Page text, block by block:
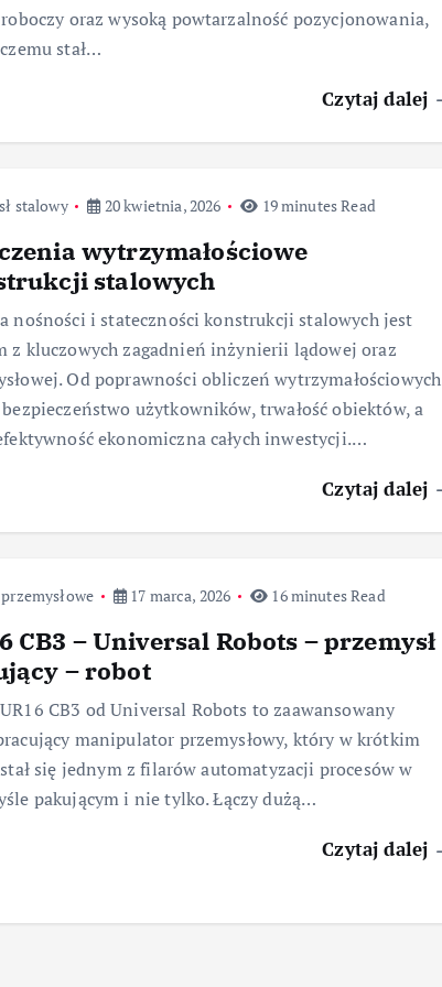
oraz wysoką powtarzalność pozycjonowania,
stał…
Czytaj dalej
stalowy 20 kwietnia, 2026 19 minutes Read
wytrzymałościowe
stalowych
nośności i stateczności konstrukcji stalowych jest
z kluczowych zagadnień inżynierii lądowej oraz
Od poprawności obliczeń wytrzymałościowych
użytkowników, trwałość obiektów, a
ekonomiczna całych inwestycji.…
Czytaj dalej
17 marca, 2026 16 minutes Read
CB3 – Universal Robots – przemysł
– robot
CB3 od Universal Robots to zaawansowany
manipulator przemysłowy, który w krótkim
się jednym z filarów automatyzacji procesów w
pakującym i nie tylko. Łączy dużą…
Czytaj dalej